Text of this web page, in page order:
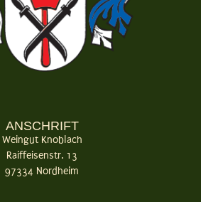
ANSCHRIFT
Weingut Knoblach
Raiffeisenstr. 13
97334 Nordheim